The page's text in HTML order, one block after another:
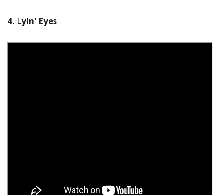
4. Lyin' Eyes